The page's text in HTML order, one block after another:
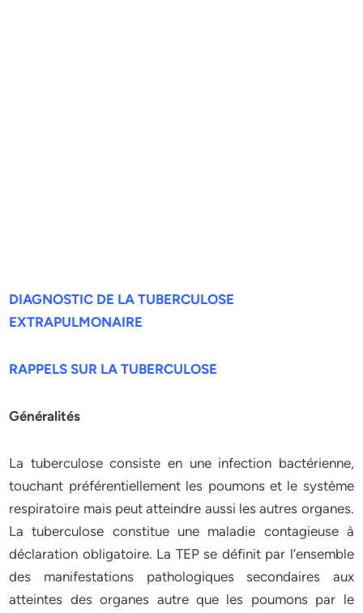
DIAGNOSTIC DE LA TUBERCULOSE
EXTRAPULMONAIRE
RAPPELS SUR LA TUBERCULOSE
Généralités
La tuberculose consiste en une infection bactérienne,
touchant préférentiellement les poumons et le système
respiratoire mais peut atteindre aussi les autres organes.
La tuberculose constitue une maladie contagieuse à
déclaration obligatoire. La TEP se définit par l’ensemble
des manifestations pathologiques secondaires aux
atteintes des organes autre que les poumons par le